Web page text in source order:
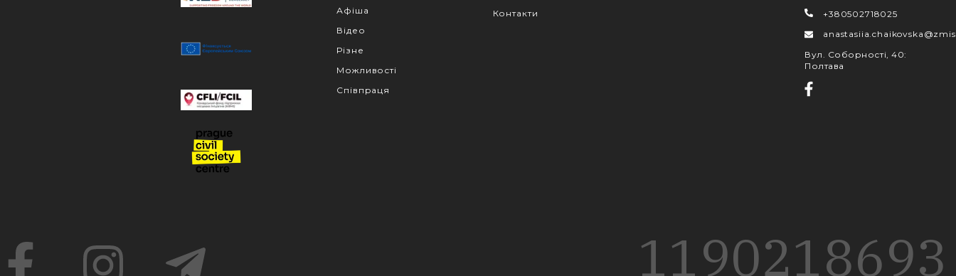
Афіша
Відео
Різне
Можливості
Співпраця
Контакти
+380502718025
Вул. Соборності, 40:
Полтава
1190218693